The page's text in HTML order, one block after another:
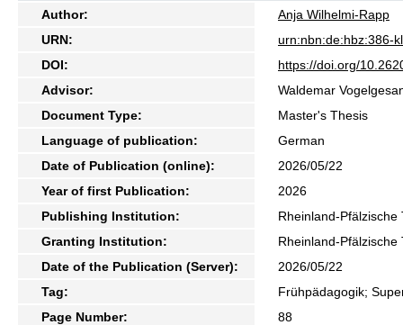
Author:
Anja Wilhelmi-Rapp
URN:
urn:nbn:de:hbz:386-
DOI:
https://doi.org/
Advisor:
Waldemar
Document Type:
Master's Thesis
Language of publication:
German
Date of Publication (online):
2026/05/22
Year of first Publication:
2026
Publishing Institution:
Rheinland-
Granting Institution:
Rheinland-
Date of the Publication (Server):
2026/05/22
Tag:
Frühpädagogik;
Page Number:
88